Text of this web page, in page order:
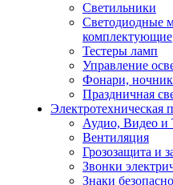
Светильники
Светодиодные
комплектующие
Тестеры ламп
Управление
Фонари,
Праздничная
Электротехническая
Аудио, Видео и
Вентиляция
Грозозащита и
Звонки
Знаки